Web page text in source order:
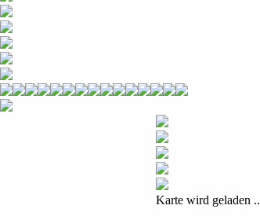
Karte wird geladen